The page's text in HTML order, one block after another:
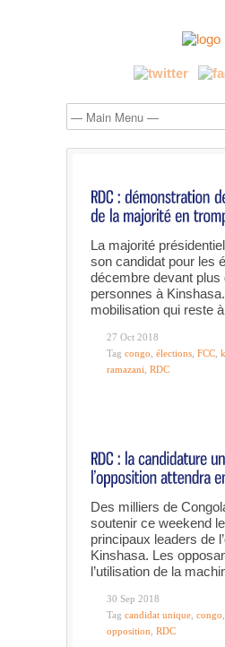
La majorité
son candidat pour les
décembre devant plus
personnes à
mobilisation qui reste
27 Oct 2018
Tag congo élections FCC
ramazani RDC
Des milliers de
soutenir ce weekend
principaux leaders de
Kinshasa. Les
l’utilisation de la
30 Sep 2018
Tag candidat unique congo
opposition RDC